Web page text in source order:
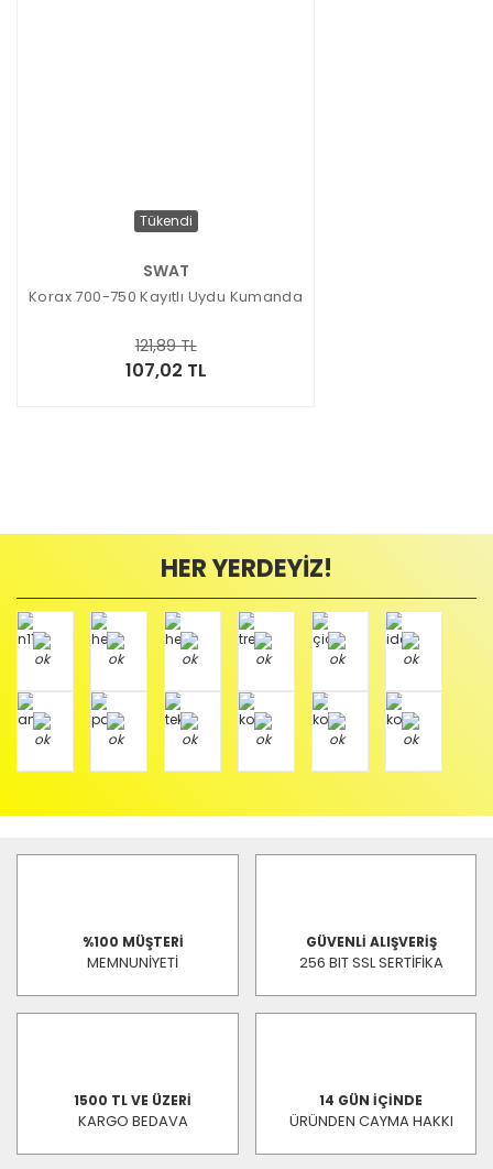
Tükendi
SWAT
Korax 700-750 Kayıtlı Uydu Kumanda
107,02 TL
121,89 TL
HER YERDEYİZ!
%100 MÜŞTERİ
MEMNUNİYETİ
GÜVENLİ ALIŞVERİŞ
256 BIT SSL SERTİFİKA
1500 TL VE ÜZERİ
KARGO BEDAVA
14 GÜN İÇİNDE
ÜRÜNDEN CAYMA HAKKI